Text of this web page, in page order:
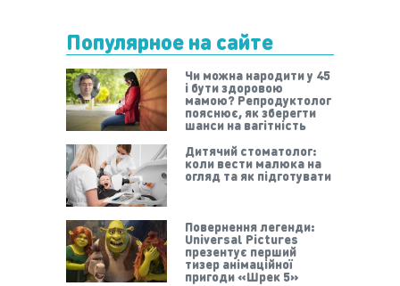
Популярное на сайте
Чи можна народити у 45
і бути здоровою
мамою? Репродуктолог
пояснює, як зберегти
шанси на вагітність
Дитячий стоматолог:
коли вести малюка на
огляд та як підготувати
Повернення легенди:
Universal Pictures
презентує перший
тизер анімаційної
пригоди «Шрек 5»